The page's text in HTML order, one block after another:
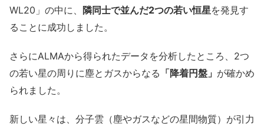
WL20」の中に、 隣同士で並んだ2つの若い恒星を発見す
ることに成功しました。
さらにALMAから得られたデータを分析したところ、2つ
の若い星の周りに塵とガスからなる 「降着円盤」 が確かめ
られました。
新しい星々は、分子雲（塵やガスなどの星間物質）が引力